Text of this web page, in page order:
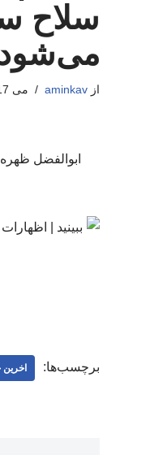
سلاح
می‌شود
ازaminkav می 17, 2026
ابوالفضل
برچسب‌ها: اخرین